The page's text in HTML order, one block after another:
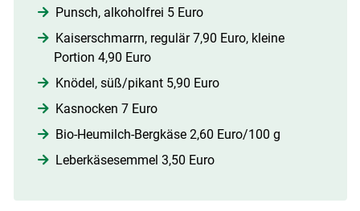
Punsch, alkoholfrei 5 Euro
Kaiserschmarrn, regulär 7,90 Euro, kleine
Portion 4,90 Euro
Knödel, süß/pikant 5,90 Euro
Kasnocken 7 Euro
Bio-Heumilch-Bergkäse 2,60 Euro/100 g
Leberkäsesemmel 3,50 Euro